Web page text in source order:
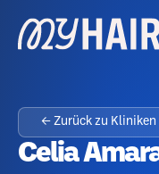
← Zurück zu Kliniken
Celia